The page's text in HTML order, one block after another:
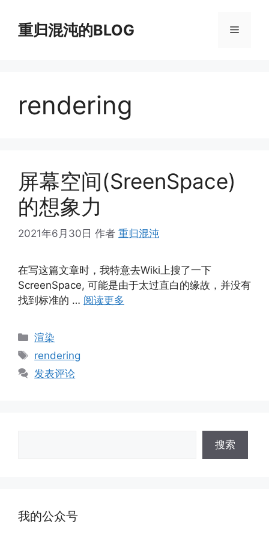
重归混沌的BLOG 菜
rendering
屏幕空间(SreenSpace)
的想象力
2021年6月30日 作者 重归混沌
在写这篇文章时，我特意去Wiki上搜了一下
ScreenSpace, 可能是由于太过直白的缘故，并没有
找到标准的 … 阅读更多
分
渲染
标
签
rendering
发表评论
搜索
我的公众号